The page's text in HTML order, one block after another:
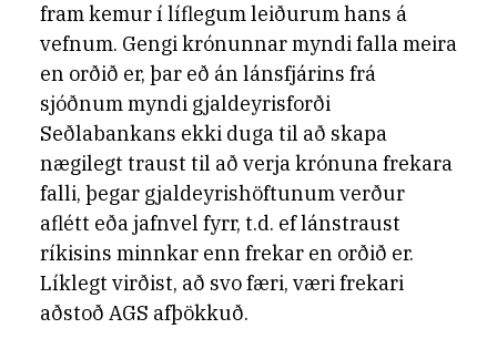
fram kemur í líflegum leiðurum hans á
vefnum. Gengi krónunnar myndi falla meira
en orðið er, þar eð án lánsfjárins frá
sjóðnum myndi gjaldeyrisforði
Seðlabankans ekki duga til að skapa
nægilegt traust til að verja krónuna frekara
falli, þegar gjaldeyrishöftunum verður
aflétt eða jafnvel fyrr, t.d. ef lánstraust
ríkisins minnkar enn frekar en orðið er.
Líklegt virðist, að svo færi, væri frekari
aðstoð AGS afþökkuð.